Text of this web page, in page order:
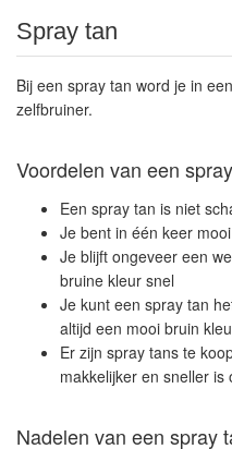
Spray tan
Bij een spray tan word je in
zelfbruiner.
Voordelen van een
Een spray tan is niet
Je bent in één keer
Je blijft ongeveer een
bruine kleur snel
Je kunt een spray tan
altijd een mooi bruin
Er zijn spray tans te
makkelijker en sneller is
Nadelen van een spray